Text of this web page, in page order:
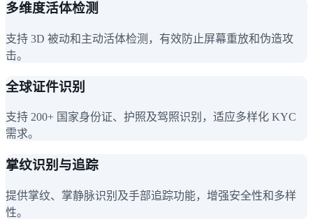
多维度活体检测
支持 3D 被动和主动活体检测，有效防止屏幕重放和伪造攻
击。
全球证件识别
支持 200+ 国家身份证、护照及驾照识别，适应多样化 KYC
需求。
掌纹识别与追踪
提供掌纹、掌静脉识别及手部追踪功能，增强安全性和多样
性。